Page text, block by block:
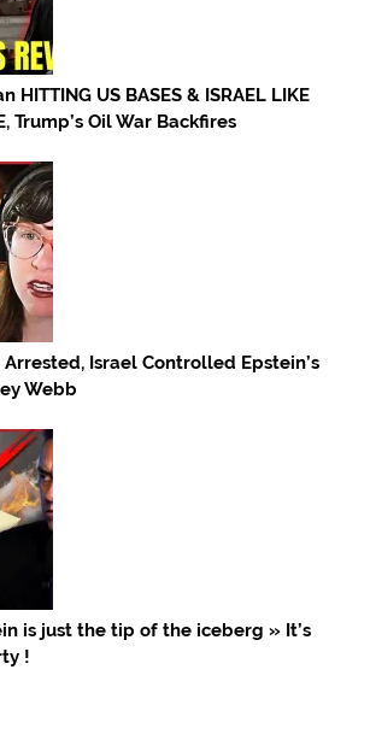
HITTING US BASES & ISRAEL LIKE
Trump’s Oil War Backfires
Israel Controlled Epstein’s
Webb
is just the tip of the iceberg » It’s
!